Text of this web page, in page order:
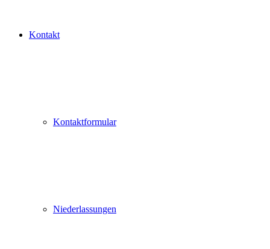
Kontakt
Kontaktformular
Niederlassungen